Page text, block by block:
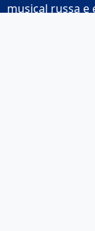
musical russa e